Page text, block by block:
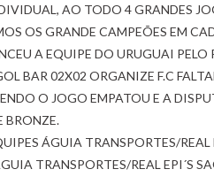
AO TODO 4 GRANDES
OS GRANDE CAMPEÕES EM
A EQUIPE DO URUGUAI PELO
BAR 02X02 ORGANIZE F.C FALT
O JOGO EMPATOU E A
BRONZE.
ÁGUIA TRANSPORTES/REAL
TRANSPORTES/REAL EPI´S